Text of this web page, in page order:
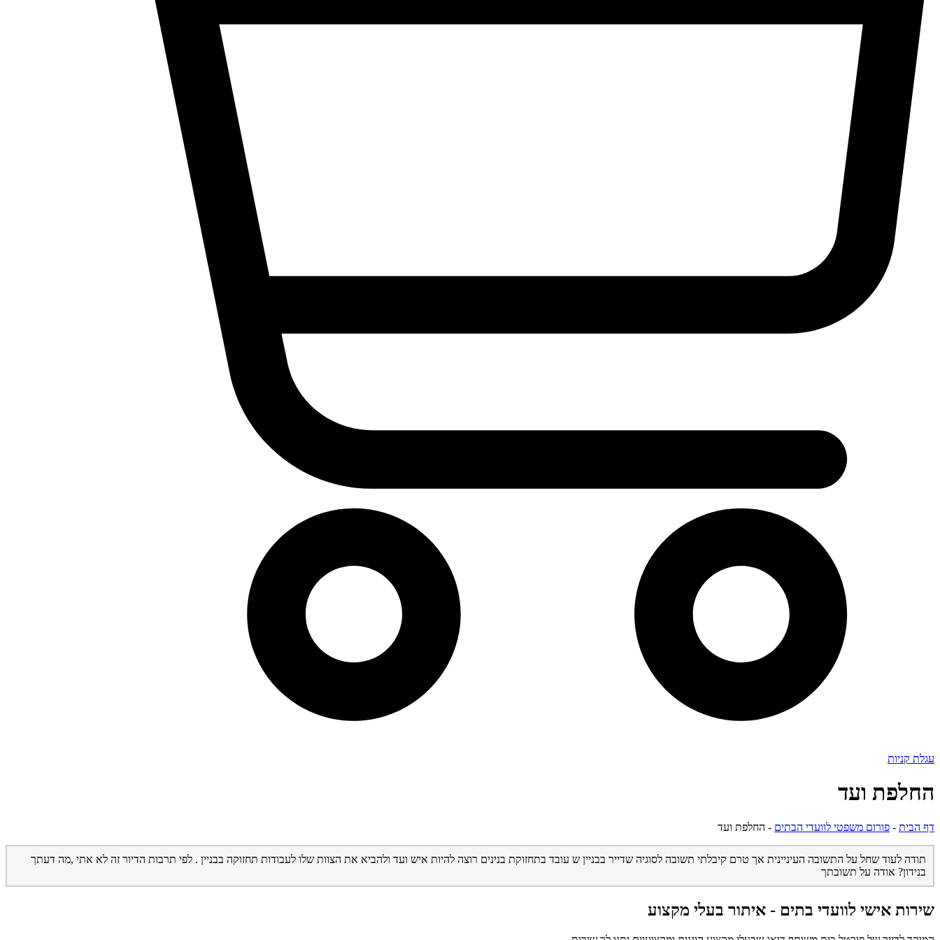
עגלת קניות
החלפת ועד
דף הבית - פורום משפטי לוועדי הבתים - החלפת ועד
תודה לעוד שחל על התשובה העיניינית אך טרם קיבלתי תשובה לסוגיה שדייר בבניין ש עובד בתחזוקת בנינים רוצה להיות איש ועד ולהביא את הצוות שלו לעבודות תחזוקה בבניין . לפי תרבות הדיור זה לא אתי ,מה דעתך
בנידון? אודה על תשובתך
שירות אישי לוועדי בתים - איתור בעלי מקצוע